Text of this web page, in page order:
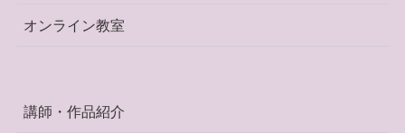
オンライン教室
講師・作品紹介